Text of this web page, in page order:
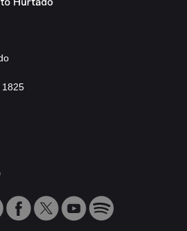
1825